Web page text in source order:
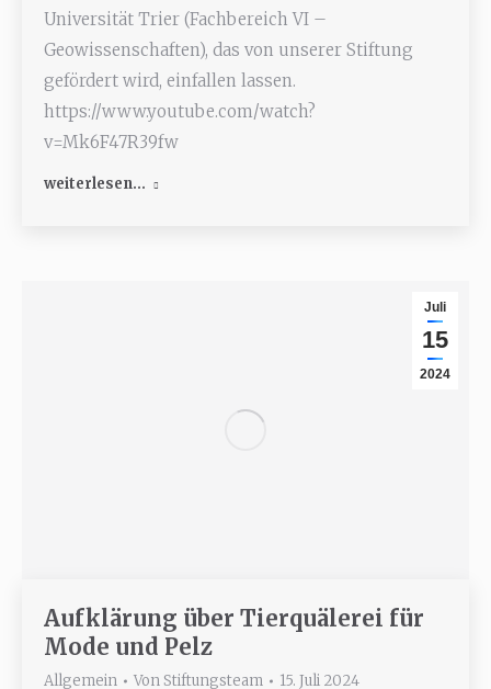
Universität Trier (Fachbereich VI –
Geowissenschaften), das von unserer Stiftung
gefördert wird, einfallen lassen.
https://www.youtube.com/watch?
v=Mk6F47R39fw
weiterlesen...
Juli
15
2024
Aufklärung über Tierquälerei für
Mode und Pelz
Allgemein Von Stiftungsteam 15. Juli 2024